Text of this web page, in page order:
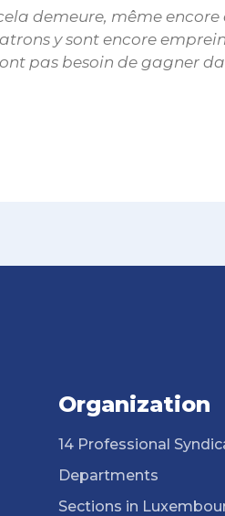
demeure, même encore
y sont encore
pas besoin de gagner
Organization
14 Professional
Departments
Sections in